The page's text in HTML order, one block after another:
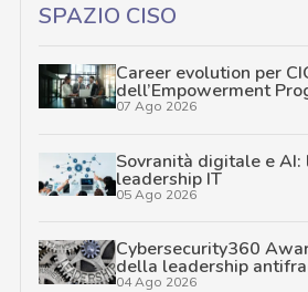
SPAZIO CISO
Career evolution per
dell’Empowerment
07 Ago 2026
Sovranità digitale e AI:
leadership IT
05 Ago 2026
Cybersecurity360
della leadership
04 Ago 2026